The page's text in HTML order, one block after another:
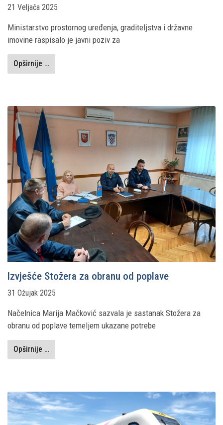
21 Veljača 2025
Ministarstvo prostornog uređenja, graditeljstva i državne
imovine raspisalo je javni poziv za
Opširnije …
Izvješće Stožera za obranu od poplave
31 Ožujak 2025
Načelnica Marija Mačković sazvala je sastanak Stožera za
obranu od poplave temeljem ukazane potrebe
Opširnije …